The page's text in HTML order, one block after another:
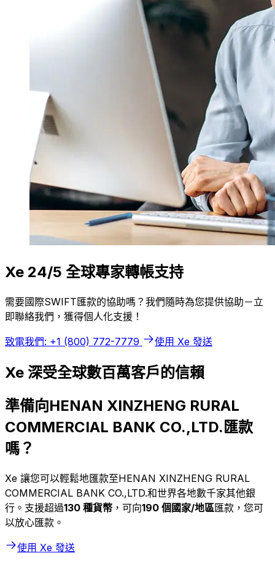
Xe 24/5 全球專家轉帳支持
需要國際SWIFT匯款的協助嗎？我們隨時為您提供協助－立
即聯絡我們，獲得個人化支援！
致電我們: +1 (800) 772-7779 使用 Xe 發送
Xe 深受全球數百萬客戶的信賴
準備向HENAN XINZHENG RURAL
COMMERCIAL BANK CO.,LTD.匯款
嗎？
Xe 讓您可以輕鬆地匯款至HENAN XINZHENG RURAL
COMMERCIAL BANK CO.,LTD.和世界各地數千家其他銀
行。支援超過130 種貨幣 ，可向190 個國家/地區匯款，您可
以放心匯款。
使用 Xe 發送